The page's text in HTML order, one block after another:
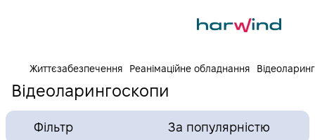
Життєзабезпечення Реанімаційне обладнання
Відеоларингоскопи
Фільтр За популярністю